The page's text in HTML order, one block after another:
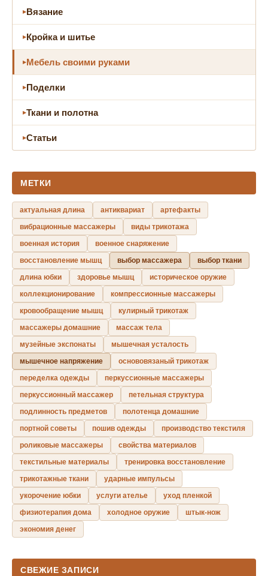
Вязание
Кройка и шитье
Мебель своими руками
Поделки
Ткани и полотна
Статьи
МЕТКИ
актуальная длина антиквариат
артефакты
вибрационные массажеры
виды трикотажа
военная история
военное снаряжение
восстановление мышц
выбор массажера
выбор ткани
длина юбки
здоровье мышц
историческое оружие
коллекционирование
компрессионные массажеры
кровообращение мышц
кулирный трикотаж
массажеры домашние
массаж тела
музейные экспонаты
мышечная усталость
мышечное напряжение
основовязаный трикотаж
переделка одежды
перкуссионные массажеры
перкуссионный массажер
петельная структура
подлинность предметов
полотенца домашние
портной советы
пошив одежды
производство текстиля
роликовые массажеры
свойства материалов
текстильные материалы
тренировка восстановление
трикотажные ткани
ударные импульсы
укорочение юбки
услуги ателье
уход пленкой
физиотерапия дома
холодное оружие
штык-нож
экономия денег
СВЕЖИЕ ЗАПИСИ